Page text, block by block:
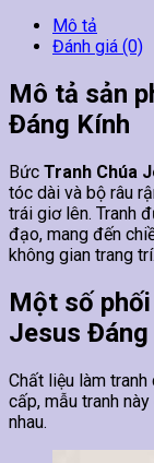
Mô tả
Đánh giá (0)
Mô tả sản
Đáng Kính
Bức Tranh Chúa
tóc dài và bộ râu
trái giơ lên. Tranh
đạo, mang đến
không gian trang trí.
Một số
Jesus Đáng
Chất liệu làm
cấp, mẫu tranh
nhau.